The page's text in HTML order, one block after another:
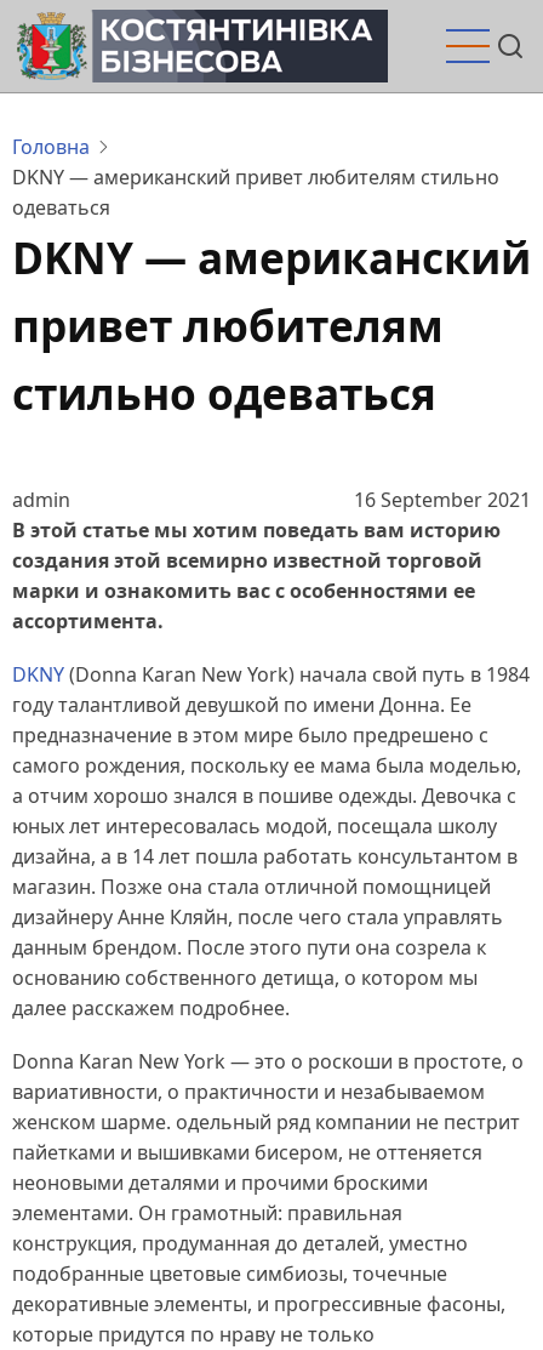
Перейти
до
основного
Головна
DKNY — американский привет любителям стильно
одеваться
DKNY — американский
привет любителям
стильно одеваться
admin
16 September 2021
В этой статье мы хотим поведать вам историю
создания этой всемирно известной торговой
марки и ознакомить вас с особенностями ее
ассортимента.
DKNY(Donna Karan New York) начала свой путь в 1984
году талантливой девушкой по имени Донна. Ее
предназначение в этом мире было предрешено с
самого рождения, поскольку ее мама была моделью,
а отчим хорошо знался в пошиве одежды. Девочка с
юных лет интересовалась модой, посещала школу
дизайна, а в 14 лет пошла работать консультантом в
магазин. Позже она стала отличной помощницей
дизайнеру Анне Кляйн, после чего стала управлять
данным брендом. После этого пути она созрела к
основанию собственного детища, о котором мы
далее расскажем подробнее.
Donna Karan New York — это о роскоши в простоте, о
вариативности, о практичности и незабываемом
женском шарме. одельный ряд компании не пестрит
пайетками и вышивками бисером, не оттеняется
неоновыми деталями и прочими броскими
элементами. Он грамотный: правильная
конструкция, продуманная до деталей, уместно
подобранные цветовые симбиозы, точечные
декоративные элементы, и прогрессивные фасоны,
которые придутся по нраву не только